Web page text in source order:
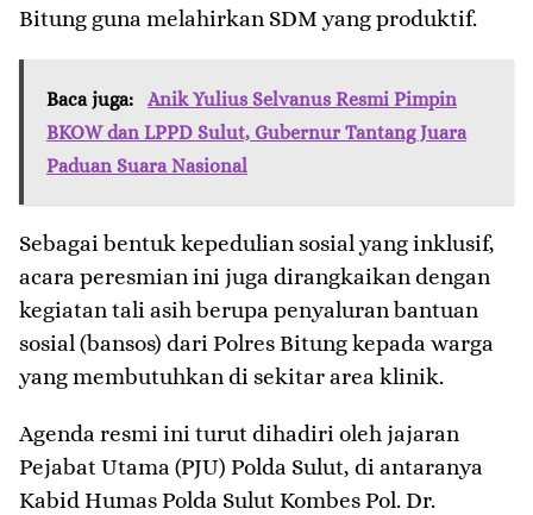
Bitung guna melahirkan SDM yang produktif.
Baca juga:
Anik Yulius Selvanus Resmi Pimpin
BKOW dan LPPD Sulut, Gubernur Tantang Juara
Paduan Suara Nasional
​Sebagai bentuk kepedulian sosial yang inklusif,
acara peresmian ini juga dirangkaikan dengan
kegiatan tali asih berupa penyaluran bantuan
sosial (bansos) dari Polres Bitung kepada warga
yang membutuhkan di sekitar area klinik.
​Agenda resmi ini turut dihadiri oleh jajaran
Pejabat Utama (PJU) Polda Sulut, di antaranya
Kabid Humas Polda Sulut Kombes Pol. Dr.